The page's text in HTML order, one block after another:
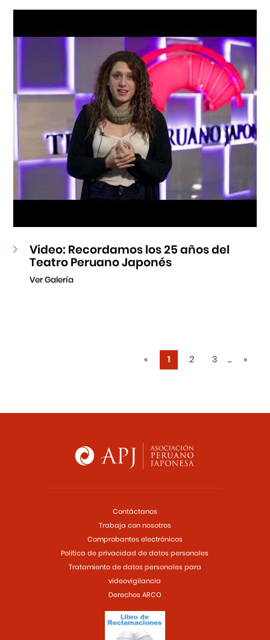
Video: Recordamos los 25 años del
Teatro Peruano Japonés
Ver Galería
« 1 2 3 ... »
Contáctanos
Trabaja con nosotros
Comprobantes electrónicos
Política de privacidad de datos personales
Tratamiento de datos personales para
videovigilancia
Derechos ARCO